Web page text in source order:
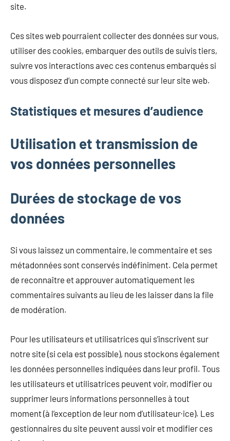
site.
Ces sites web pourraient collecter des données sur vous,
utiliser des cookies, embarquer des outils de suivis tiers,
suivre vos interactions avec ces contenus embarqués si
vous disposez d’un compte connecté sur leur site web.
Statistiques et mesures d’audience
Utilisation et transmission de
vos données personnelles
Durées de stockage de vos
données
Si vous laissez un commentaire, le commentaire et ses
métadonnées sont conservés indéfiniment. Cela permet
de reconnaître et approuver automatiquement les
commentaires suivants au lieu de les laisser dans la file
de modération.
Pour les utilisateurs et utilisatrices qui s’inscrivent sur
notre site (si cela est possible), nous stockons également
les données personnelles indiquées dans leur profil. Tous
les utilisateurs et utilisatrices peuvent voir, modifier ou
supprimer leurs informations personnelles à tout
moment (à l’exception de leur nom d’utilisateur·ice). Les
gestionnaires du site peuvent aussi voir et modifier ces